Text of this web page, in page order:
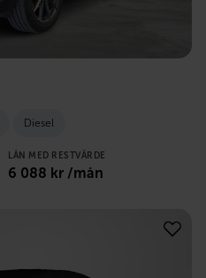
Diesel
LÅN MED RESTVÄRDE
6 088 kr /mån